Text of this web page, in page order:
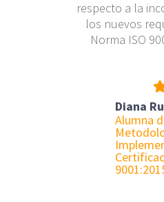
respecto a la
los nuevos
Norma ISO
Diana
Alumna